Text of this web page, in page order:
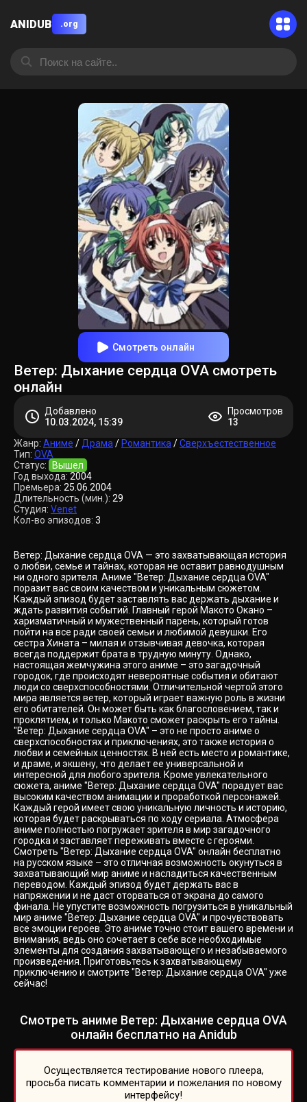
ANIDUB .org
Смотреть онлайн
Ветер: Дыхание сердца OVA смотреть
онлайн
Добавлено
10.03.2024, 15:39
Просмотров
13
Жанр: Аниме / Драма / Романтика /Сверхъестественное
Тип: OVA
Статус:
Вышел
Год выхода: 2004
Премьера: 25.06.2004
Длительность (мин.): 29
Студия: Venet
Кол-во эпизодов: 3
Ветер: Дыхание сердца OVA — это захватывающая история
о любви, семье и тайнах, которая не оставит равнодушным
ни одного зрителя. Аниме "Ветер: Дыхание сердца OVA"
поразит вас своим качеством и уникальным сюжетом.
Каждый эпизод будет заставлять вас держать дыхание и
ждать развития событий. Главный герой Макото Окано –
харизматичный и мужественный парень, который готов
пойти на все ради своей семьи и любимой девушки. Его
сестра Хината – милая и отзывчивая девочка, которая
всегда поддержит брата в трудную минуту. Однако,
настоящая жемчужина этого аниме – это загадочный
городок, где происходят невероятные события и обитают
люди со сверхспособностями. Отличительной чертой этого
мира является ветер, который играет важную роль в жизни
его обитателей. Он может быть как благословением, так и
проклятием, и только Макото сможет раскрыть его тайны.
"Ветер: Дыхание сердца OVA" – это не просто аниме о
сверхспособностях и приключениях, это также история о
любви и семейных ценностях. В ней есть место и романтике,
и драме, и экшену, что делает ее универсальной и
интересной для любого зрителя. Кроме увлекательного
сюжета, аниме "Ветер: Дыхание сердца OVA" порадует вас
высоким качеством анимации и проработкой персонажей.
Каждый герой имеет свою уникальную личность и историю,
которая будет раскрываться по ходу сериала. Атмосфера
аниме полностью погружает зрителя в мир загадочного
городка и заставляет переживать вместе с героями.
Смотреть "Ветер: Дыхание сердца OVA" онлайн бесплатно
на русском языке – это отличная возможность окунуться в
захватывающий мир аниме и насладиться качественным
переводом. Каждый эпизод будет держать вас в
напряжении и не даст оторваться от экрана до самого
финала. Не упустите возможность погрузиться в уникальный
мир аниме "Ветер: Дыхание сердца OVA" и прочувствовать
все эмоции героев. Это аниме точно стоит вашего времени и
внимания, ведь оно сочетает в себе все необходимые
элементы для создания захватывающего и незабываемого
произведения. Приготовьтесь к захватывающему
приключению и смотрите "Ветер: Дыхание сердца OVA" уже
сейчас!
Смотреть аниме Ветер: Дыхание сердца OVA
онлайн бесплатно на Anidub
Осуществляется тестирование нового плеера,
просьба писать комментарии и пожелания по новому
интерфейсу!